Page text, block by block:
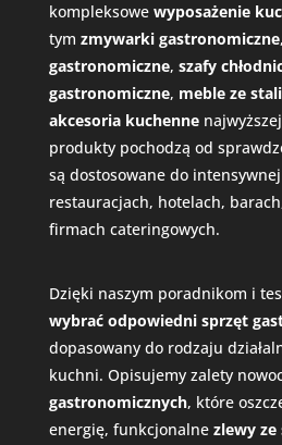
kompleksowe wyposażenie
tym zmywarki gastronomiczne,
gastronomiczne, szafy
gastronomiczne, meble ze
akcesoria kuchenne
produkty pochodzą od
są dostosowane do
restauracjach, hotelach,
firmach cateringowych.
Dzięki naszym poradnikom i
wybrać odpowiedni sprzęt
dopasowany do rodzaju
kuchni. Opisujemy zalety
gastronomicznych, które
energię, funkcjonalne zlewy